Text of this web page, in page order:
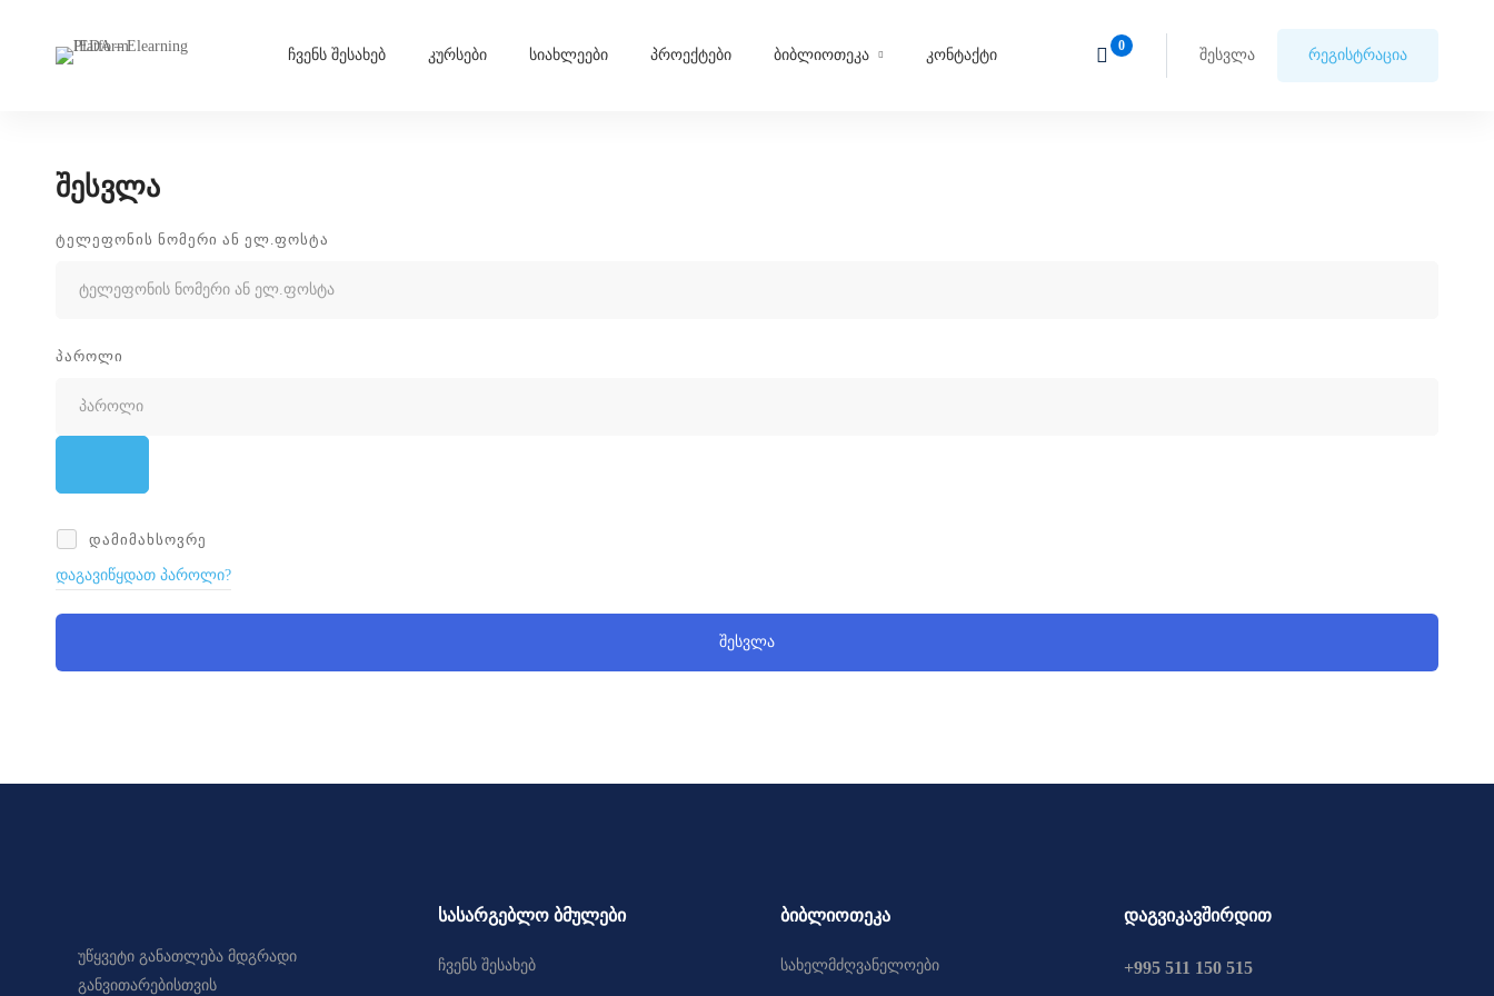
ჩვენს შესახებ კურსები სიახლეები პროექტები ბიბლიოთეკა კონტაქტი შესვლა რეგისტრაცია
შესვლა
ᲢᲔᲚᲔᲤᲝᲜᲘᲡ ᲜᲝᲛᲔᲠᲘ ᲐᲜ ᲔᲚ.ᲤᲝᲡᲢᲐ
ᲞᲐᲠᲝᲚᲘ
ᲓᲐᲛᲘᲛᲐᲮᲡᲝᲕᲠᲔ
დაგავიწყდათ პაროლი?
შესვლა
უწყვეტი განათლება მდგრადი
განვითარებისთვის
სასარგებლო ბმულები
ჩვენს შესახებ
ბიბლიოთეკა
სახელმძღვანელოები
დაგვიკავშირდით
+995 511 150 515